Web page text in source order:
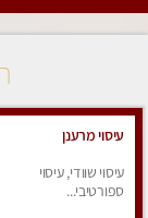
עיסוי מרענן
עיסוי שוודי, עיסוי
ספורטיבי...